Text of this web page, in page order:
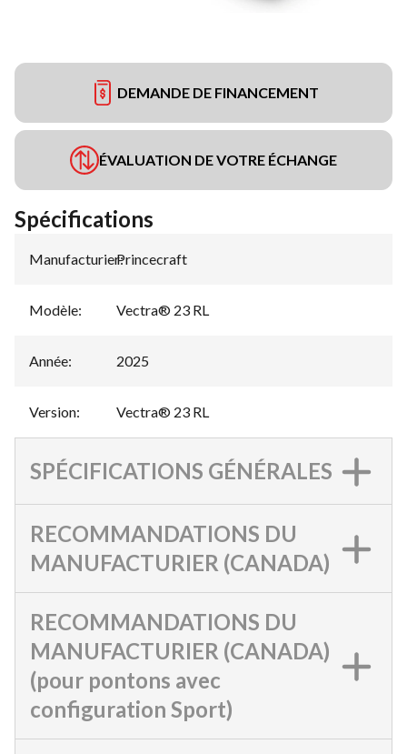
DEMANDE DE FINANCEMENT
ÉVALUATION DE VOTRE ÉCHANGE
Spécifications
Manufacturier:
Princecraft
Modèle: Vectra® 23 RL
Année: 2025
Version: Vectra® 23 RL
SPÉCIFICATIONS GÉNÉRALES
RECOMMANDATIONS DU
MANUFACTURIER (CANADA)
RECOMMANDATIONS DU
MANUFACTURIER (CANADA)
(pour pontons avec
configuration Sport)